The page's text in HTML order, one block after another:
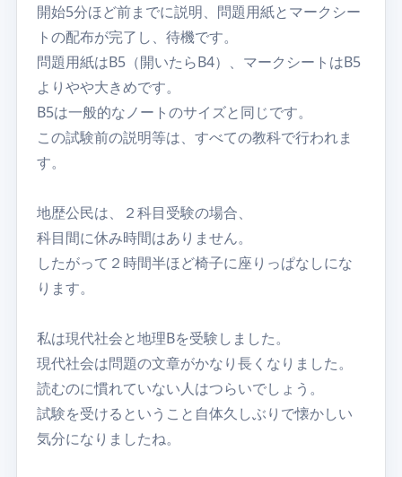
開始5分ほど前までに説明、問題用紙とマークシー
トの配布が完了し、待機です。
問題用紙はB5（開いたらB4）、マークシートはB5
よりやや大きめです。
B5は一般的なノートのサイズと同じです。
この試験前の説明等は、すべての教科で行われま
す。
地歴公民は、２科目受験の場合、
科目間に休み時間はありません。
したがって２時間半ほど椅子に座りっぱなしにな
ります。
私は現代社会と地理Bを受験しました。
現代社会は問題の文章がかなり長くなりました。
読むのに慣れていない人はつらいでしょう。
試験を受けるということ自体久しぶりで懐かしい
気分になりましたね。